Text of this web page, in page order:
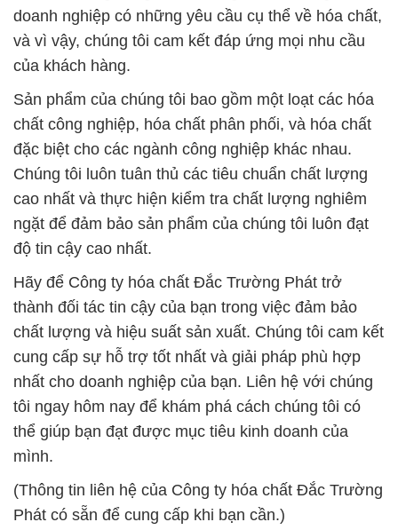
doanh nghiệp có những yêu cầu cụ thể về hóa chất,
và vì vậy, chúng tôi cam kết đáp ứng mọi nhu cầu
của khách hàng.
Sản phẩm của chúng tôi bao gồm một loạt các hóa
chất công nghiệp, hóa chất phân phối, và hóa chất
đặc biệt cho các ngành công nghiệp khác nhau.
Chúng tôi luôn tuân thủ các tiêu chuẩn chất lượng
cao nhất và thực hiện kiểm tra chất lượng nghiêm
ngặt để đảm bảo sản phẩm của chúng tôi luôn đạt
độ tin cậy cao nhất.
Hãy để Công ty hóa chất Đắc Trường Phát trở
thành đối tác tin cậy của bạn trong việc đảm bảo
chất lượng và hiệu suất sản xuất. Chúng tôi cam kết
cung cấp sự hỗ trợ tốt nhất và giải pháp phù hợp
nhất cho doanh nghiệp của bạn. Liên hệ với chúng
tôi ngay hôm nay để khám phá cách chúng tôi có
thể giúp bạn đạt được mục tiêu kinh doanh của
mình.
(Thông tin liên hệ của Công ty hóa chất Đắc Trường
Phát có sẵn để cung cấp khi bạn cần.)